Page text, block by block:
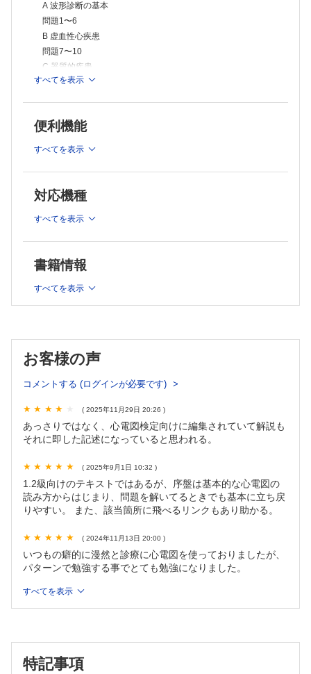
A 波形診断の基本
問題1〜6
B 虚血性心疾患
問題7〜10
C 器質的疾患
問題11〜16
E ペースメーカ波形
問題33〜34
問題35
G その他
問題36〜41
心電図判読に必要な臨床知識のまとめ
第1回
心室リードはどこ？
若者を救った心室ペーシング
心電図モニターの落とし穴
心電図検定
SNSを使った学習
無症候性の心室細動
すべてを表示
便利機能
すべてを表示
対応機種
すべてを表示
書籍情報
すべてを表示
お客様の声
コメントする (ログインが必要です)
( 2025年11月29日 20:26 )
あっさりではなく、心電図検定向けに編集されていて解説も
それに即した記述になっていると思われる。
( 2025年9月1日 10:32 )
1.2級向けのテキストではあるが、序盤は基本的な心電図の
読み方からはじまり、問題を解いてるときでも基本に立ち戻
りやすい。 また、該当箇所に飛べるリンクもあり助かる。
( 2024年11月13日 20:00 )
いつもの癖的に漫然と診療に心電図を使っておりましたが、
パターンで勉強する事でとても勉強になりました。
すべてを表示
特記事項